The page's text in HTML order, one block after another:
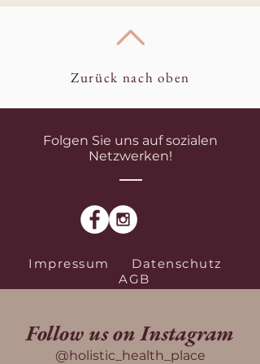
Zurück nach oben
Folgen Sie uns auf sozialen
Netzwerken!
Impressum
Datenschutz
AGB
Follow us on Instagram
@holistic_health_place